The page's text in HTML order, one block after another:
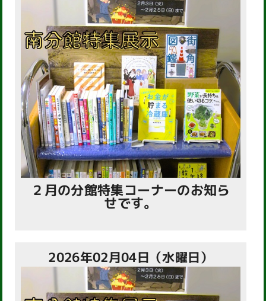
２月の分館特集コーナーのお知ら
せです。
2026年02月04日（水曜日）